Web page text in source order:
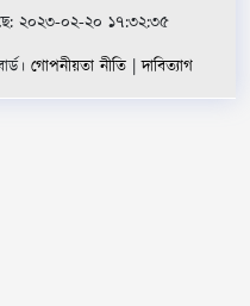
২০২৩-০২-২০ ১৭:৩২:৩৫
গোপনীয়তা নীতি |দাবিত্যাগ